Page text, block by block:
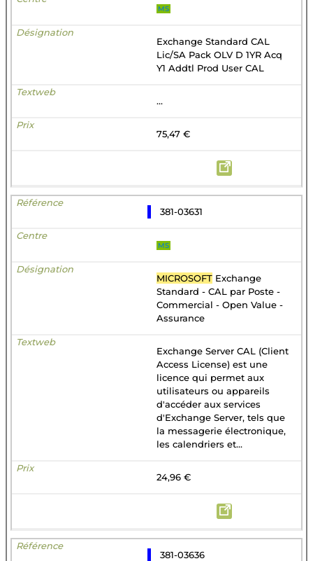
MS
Exchange Standard CAL
Lic/SA Pack OLV D 1YR Acq
Y1 Addtl Prod User CAL
...
75,47 €
381-03631
MS
MICROSOFT Exchange
Standard - CAL par Poste -
Commercial - Open Value -
Assurance
Exchange Server CAL (Client
Access License) est une
licence qui permet aux
utilisateurs ou appareils
d'accéder aux services
d'Exchange Server, tels que
la messagerie électronique,
les calendriers et...
24,96 €
381-03636